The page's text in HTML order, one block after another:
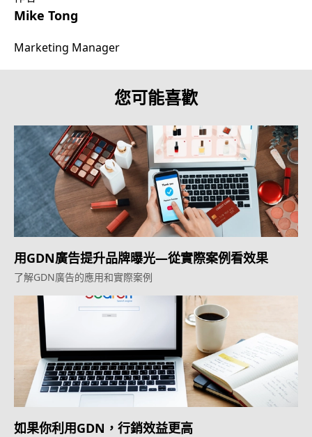
Mike Tong
Marketing Manager
您可能喜歡
用GDN廣告提升品牌曝光—從實際案例看效果
了解GDN廣告的應用和實際案例
如果你利用GDN，行銷效益更高